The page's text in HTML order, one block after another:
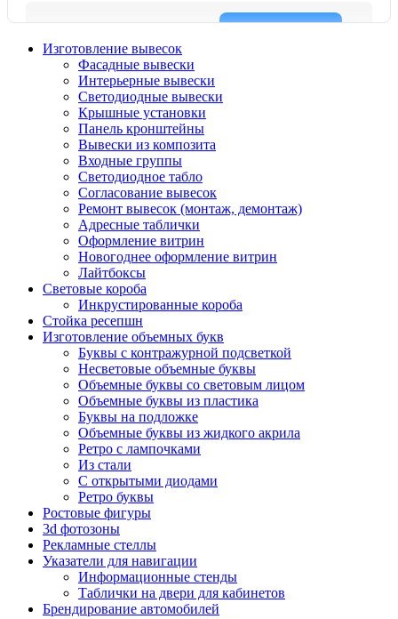
Изготовление вывесок
Фасадные вывески
Интерьерные вывески
Светодиодные вывески
Крышные установки
Панель кронштейны
Вывески из композита
Входные группы
Светодиодное табло
Согласование вывесок
Ремонт вывесок (монтаж, демонтаж)
Адресные таблички
Оформление витрин
Новогоднее оформление витрин
Лайтбоксы
Световые короба
Инкрустированные короба
Стойка ресепшн
Изготовление объемных букв
Буквы с контражурной подсветкой
Несветовые объемные буквы
Объемные буквы со световым лицом
Объемные буквы из пластика
Буквы на подложке
Объемные буквы из жидкого акрила
Ретро с лампочками
Из стали
С открытыми диодами
Ретро буквы
Ростовые фигуры
3d фотозоны
Рекламные стеллы
Указатели для навигации
Информационные стенды
Таблички на двери для кабинетов
Брендирование автомобилей